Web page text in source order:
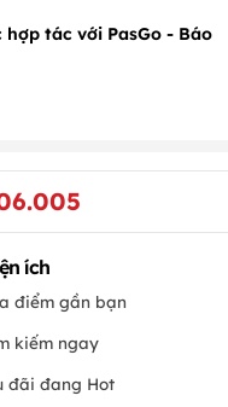
hợp tác với PasGo - Báo
ích
điểm gần bạn
kiếm ngay
đãi đang Hot